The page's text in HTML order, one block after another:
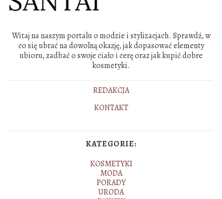
Witaj na naszym portalu o modzie i stylizacjach. Sprawdź, w
co się ubrać na dowolną okazję, jak dopasować elementy
ubioru, zadbać o swoje ciało i cerę oraz jak kupić dobre
kosmetyki.
REDAKCJA
KONTAKT
KATEGORIE:
KOSMETYKI
MODA
PORADY
URODA